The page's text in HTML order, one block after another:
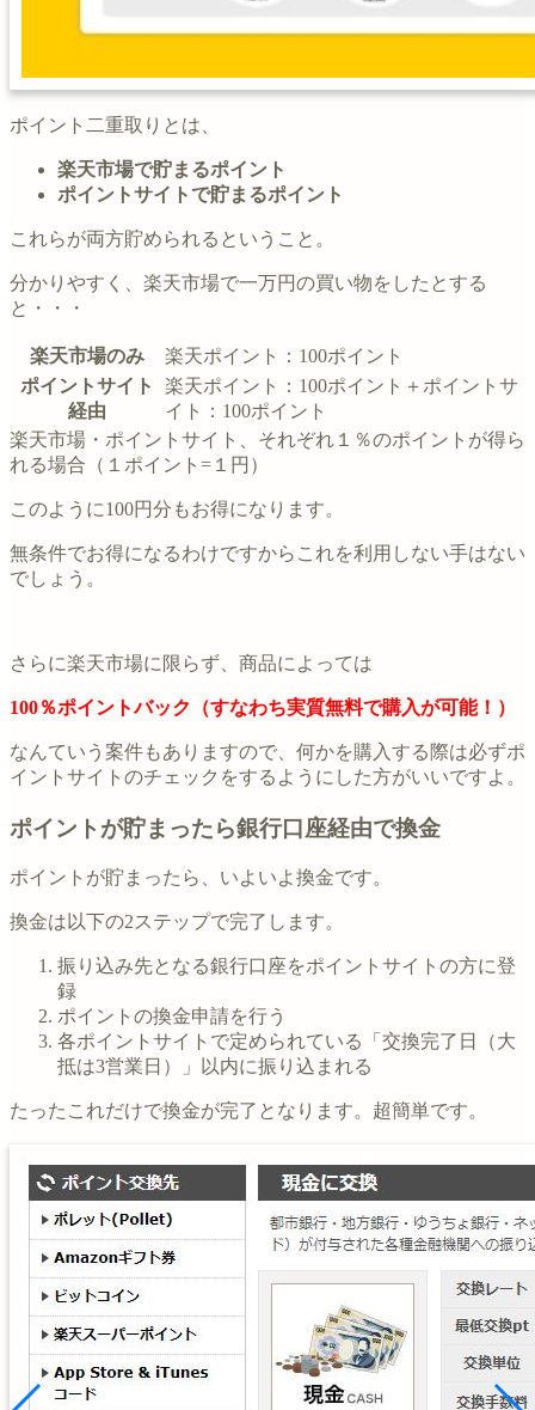
ポイント二重取りとは、
楽天市場で貯まるポイント
ポイントサイトで貯まるポイント
これらが両方貯められるということ。
分かりやすく、楽天市場で一万円の買い物をしたとする
と・・・
楽天市場のみ
楽天ポイント：100ポイント
ポイントサイト
経由
楽天ポイント：100ポイント＋ポイントサ
イト：100ポイント
楽天市場・ポイントサイト、それぞれ１％のポイントが得ら
れる場合（１ポイント=１円）
このように100円分もお得になります。
無条件でお得になるわけですからこれを利用しない手はない
でしょう。
さらに楽天市場に限らず、商品によっては
100％ポイントバック（すなわち実質無料で購入が可能！）
なんていう案件もありますので、何かを購入する際は必ずポ
イントサイトのチェックをするようにした方がいいですよ。
ポイントが貯まったら銀行口座経由で換金
ポイントが貯まったら、いよいよ換金です。
換金は以下の2ステップで完了します。
振り込み先となる銀行口座をポイントサイトの方に登
録
ポイントの換金申請を行う
各ポイントサイトで定められている「交換完了日（大
抵は3営業日）」以内に振り込まれる
たったこれだけで換金が完了となります。超簡単です。